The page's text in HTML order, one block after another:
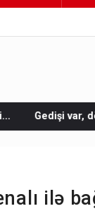
yox: Bakı-Tbilisi-
ilə